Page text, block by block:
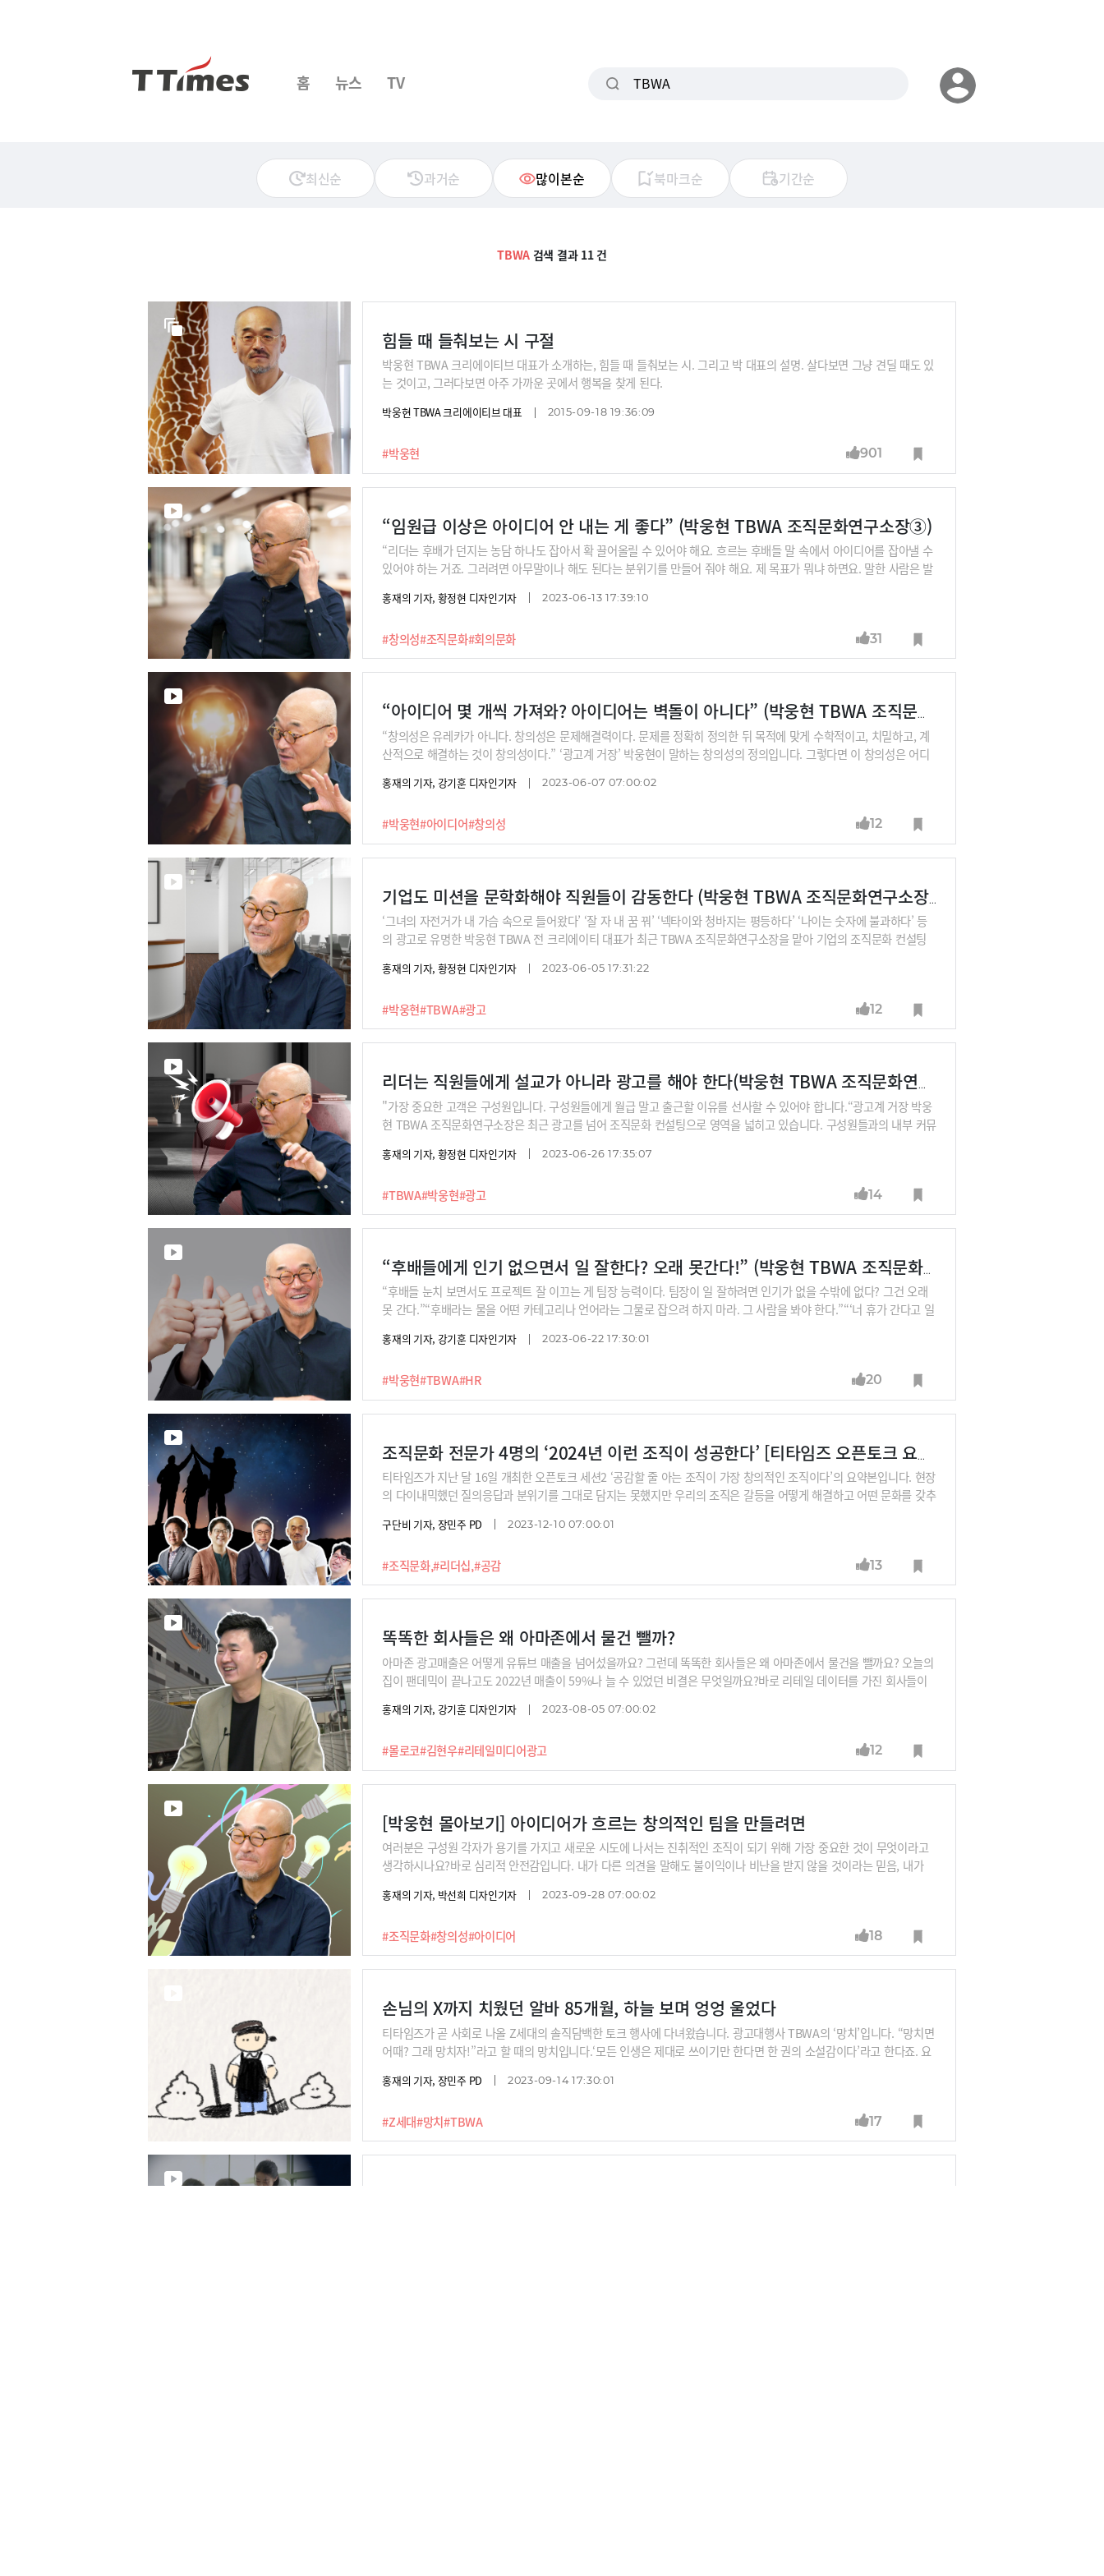
홈 뉴스 TV
최신순 과거순 많이본순 북마크순 기간순
TBWA 검색 결과 11 건
힘들 때 들춰보는 시 구절
#박웅현
박웅현 TBWA 크리에이티브 대표가 소개하는, 힘들 때 들춰보는 시. 그리고 박 대표의 설명. 살다보면 그냥 견딜 때도 있
는 것이고, 그러다보면 아주 가까운 곳에서 행복을 찾게 된다.
박웅현 TBWA 크리에이티브 대표 2015-09-18 19:36:09
901
“임원급 이상은 아이디어 안 내는 게 좋다” (박웅현 TBWA 조직문화연구소장③)
#창의성#조직문화#회의문화
“리더는 후배가 던지는 농담 하나도 잡아서 확 끌어올릴 수 있어야 해요. 흐르는 후배들 말 속에서 아이디어를 잡아낼 수
있어야 하는 거죠. 그러려면 아무말이나 해도 된다는 분위기를 만들어 줘야 해요. 제 목표가 뭐냐 하면요. 말한 사람은 발
극들만 들어가고 있거든요. 인풋하지 말고 아웃풋하지 말고 노풋의 시간이 있어야 내면에서 올라오는, 나로부터 솟아 나
떻게 해야 창의적일 수 있는지 광고계 거장 박웅현 TBWA 조직문화연구소장에게서 들어봅니다.
홍재의 기자, 황정현 디자인기자 2023-06-13 17:39:10
31
“아이디어 몇 개씩 가져와? 아이디어는 벽돌이 아니다” (박웅현 TBWA 조직문화연구소장②)
#박웅현#아이디어#창의성
“창의성은 유레카가 아니다. 창의성은 문제해결력이다. 문제를 정확히 정의한 뒤 목적에 맞게 수학적이고, 치밀하고, 계
산적으로 해결하는 것이 창의성이다.” ‘광고계 거장’ 박웅현이 말하는 창의성의 정의입니다. 그렇다면 이 창의성은 어디
공간으로 만들 수 있는지 들어보시죠.
홍재의 기자, 강기훈 디자인기자 2023-06-07 07:00:02
12
기업도 미션을 문학화해야 직원들이 감동한다 (박웅현 TBWA 조직문화연구소장①)
#박웅현#TBWA#광고
‘그녀의 자전거가 내 가슴 속으로 들어왔다’ ‘잘 자 내 꿈 꿔’ ‘넥타이와 청바지는 평등하다’ ‘나이는 숫자에 불과하다’ 등
의 광고로 유명한 박웅현 TBWA 전 크리에이티 대표가 최근 TBWA 조직문화연구소장을 맡아 기업의 조직문화 컨설팅
학은 문학화되어야 한다. 문학화되어야 직원들에게 감동을 주고 피를 끓게 할 수 있다”고 말합니다. 기업이 광고로 대중
홍재의 기자, 황정현 디자인기자 2023-06-05 17:31:22
12
리더는 직원들에게 설교가 아니라 광고를 해야 한다(박웅현 TBWA 조직문화연구소장⑤)
#TBWA#박웅현#광고
"가장 중요한 고객은 구성원입니다. 구성원들에게 월급 말고 출근할 이유를 선사할 수 있어야 합니다.“광고계 거장 박웅
현 TBWA 조직문화연구소장은 최근 광고를 넘어 조직문화 컨설팅으로 영역을 넓히고 있습니다. 구성원들과의 내부 커뮤
니다. 리더들은, 선배들은 어떻게 구성원들을 설득하고 감동을 선사할 수 있을까요?
홍재의 기자, 황정현 디자인기자 2023-06-26 17:35:07
14
“후배들에게 인기 없으면서 일 잘한다? 오래 못간다!” (박웅현 TBWA 조직문화연구소장④)
#박웅현#TBWA#HR
“후배들 눈치 보면서도 프로젝트 잘 이끄는 게 팀장 능력이다. 팀장이 일 잘하려면 인기가 없을 수밖에 없다? 그건 오래
못 간다.”“후배라는 물을 어떤 카테고리나 언어라는 그물로 잡으려 하지 마라. 그 사람을 봐야 한다.”“‘너 휴가 간다고 일
주민이다. 내가 그들의 땅으로 왔다고 생각해야 한다. 내가 적응하지 않으면 우리를 성공으로 이끈 방정식이 그대로 우리
계 거장 박웅현 TBWA 조직문화연구소장에게서 들어봅니다
홍재의 기자, 강기훈 디자인기자 2023-06-22 17:30:01
20
조직문화 전문가 4명의 ‘2024년 이런 조직이 성공한다’ [티타임즈 오픈토크 요약본①]
#조직문화,#리더십,#공감
티타임즈가 지난 달 16일 개최한 오픈토크 세션2 ‘공감할 줄 아는 조직이 가장 창의적인 조직이다’의 요약본입니다. 현장
의 다이내믹했던 질의응답과 분위기를 그대로 담지는 못했지만 우리의 조직은 갈등을 어떻게 해결하고 어떤 문화를 갖추
대학장, 황성현 퀀텀인사이트 대표, 김영덕 디캠프 대표가 참여해주셨습니다.
구단비 기자, 장민주 PD 2023-12-10 07:00:01
13
똑똑한 회사들은 왜 아마존에서 물건 뺄까?
#몰로코#김현우#리테일미디어광고
아마존 광고매출은 어떻게 유튜브 매출을 넘어섰을까요? 그런데 똑똑한 회사들은 왜 아마존에서 물건을 뺄까요? 오늘의
집이 팬데믹이 끝나고도 2022년 매출이 59%나 늘 수 있었던 비결은 무엇일까요?바로 리테일 데이터를 가진 회사들이
어가 되고 있는 것이죠.쇼핑몰은 어떻게 미디어가 되어가고 있는 것일까요? TBWA에서 전통미디어 광고, 네이버에서 P
니다.
홍재의 기자, 강기훈 디자인기자 2023-08-05 07:00:02
12
[박웅현 몰아보기] 아이디어가 흐르는 창의적인 팀을 만들려면
#조직문화#창의성#아이디어
여러분은 구성원 각자가 용기를 가지고 새로운 시도에 나서는 진취적인 조직이 되기 위해 가장 중요한 것이 무엇이라고
생각하시나요?바로 심리적 안전감입니다. 내가 다른 의견을 말해도 불이익이나 비난을 받지 않을 것이라는 믿음, 내가
텀인사이트 대표의 ‘심리적 안전감’ 강의 3편을 한데 묶었습니다. ① 잘 될 거라는 생각, 어려울 거라는 생각~ 황금비율은
증후군 버려라
홍재의 기자, 박선희 디자인기자 2023-09-28 07:00:02
18
손님의 X까지 치웠던 알바 85개월, 하늘 보며 엉엉 울었다
#Z세대#망치#TBWA
티타임즈가 곧 사회로 나올 Z세대의 솔직담백한 토크 행사에 다녀왔습니다. 광고대행사 TBWA의 ‘망치’입니다. “망치면
어때? 그래 망치자!”라고 할 때의 망치입니다.‘모든 인생은 제대로 쓰이기만 한다면 한 권의 소설감이다’라고 한다죠. 요
까지 치워야 했던 21살, 늘 남을 배려해야 한다는 강박 때문에 불안장애 속에서 살아야 했던 20살 청년들의 이야기입니
홍재의 기자, 장민주 PD 2023-09-14 17:30:01
17